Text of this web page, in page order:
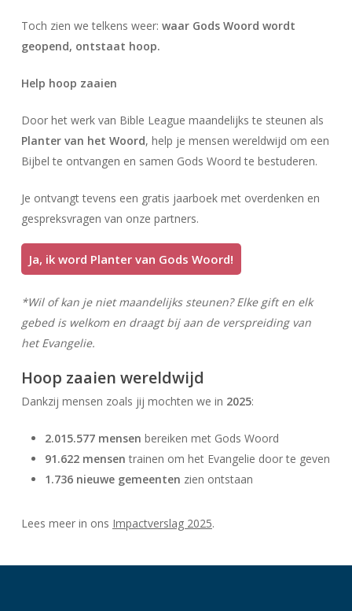
Toch zien we telkens weer: waar Gods Woord wordt
geopend, ontstaat hoop.
Help hoop zaaien
Door het werk van Bible League maandelijks te steunen als
Planter van het Woord, help je mensen wereldwijd om een
Bijbel te ontvangen en samen Gods Woord te bestuderen.
Je ontvangt tevens een gratis jaarboek met overdenken en
gespreksvragen van onze partners.
Ja, ik word Planter van Gods Woord!
*Wil of kan je niet maandelijks steunen? Elke gift en elk
gebed is welkom en draagt bij aan de verspreiding van
het Evangelie.
Hoop zaaien wereldwijd
Dankzij mensen zoals jij mochten we in 2025:
2.015.577 mensen bereiken met Gods Woord
91.622 mensen trainen om het Evangelie door te geven
1.736 nieuwe gemeenten zien ontstaan
Lees meer in ons Impactverslag 2025.